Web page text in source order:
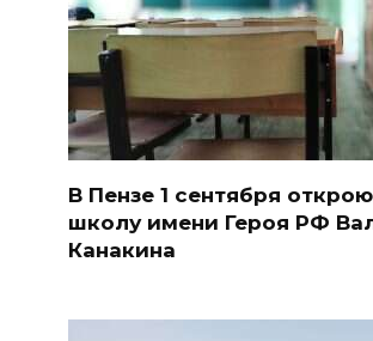
В Пензе 1 сентября
школу имени Героя РФ
Канакина